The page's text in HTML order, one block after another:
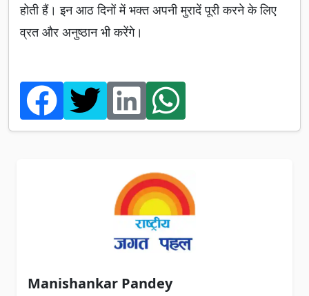
होती हैं। इन आठ दिनों में भक्त अपनी मुरादें पूरी करने के लिए
व्रत और अनुष्ठान भी करेंगे।
Manishankar Pandey